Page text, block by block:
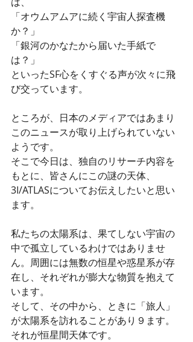
「オウムアムアに続く宇宙人探査機
か？」
「銀河のかなたから届いた手紙で
は？」
といったSF心をくすぐる声が次々に飛
び交っています。
ところが、日本のメディアではあまり
このニュースが取り上げられていない
ようです。
そこで今日は、独自のリサーチ内容を
もとに、皆さんにこの謎の天体、
3I/ATLASについてお伝えしたいと思い
ます。
私たちの太陽系は、果てしない宇宙の
中で孤立しているわけではありませ
ん。周囲には無数の恒星や惑星系が存
在し、それぞれが膨大な物質を抱えて
います。
そして、その中から、ときに「旅人」
が太陽系を訪れることがあり９ます。
それが恒星間天体です。